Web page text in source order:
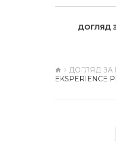
ДОГЛЯД
ДОГЛЯД
EKSPERIENCE